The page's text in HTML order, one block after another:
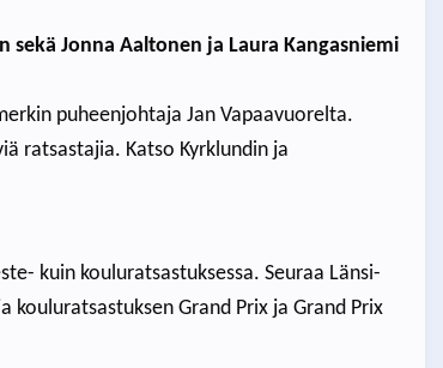
sekä Jonna Aaltonen ja Laura Kangasniemi
puheenjohtaja Jan Vapaavuorelta.
ratsastajia. Katso Kyrklundin ja
kuin kouluratsastuksessa. Seuraa Länsi-
kouluratsastuksen Grand Prix ja Grand Prix